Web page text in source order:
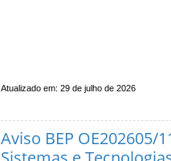
Atualizado em: 29 de julho de 2026
Aviso BEP